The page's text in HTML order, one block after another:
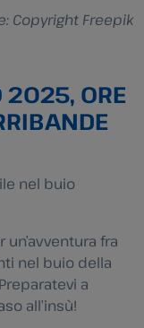
Copyright Freepik
2025, ORE
nel buio
fra
nel buio della
a
all’insù!